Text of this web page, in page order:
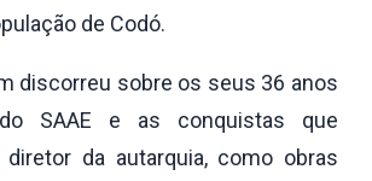
de Codó.
discorreu sobre os seus 36 anos
SAAE e as conquistas que
da autarquia, como obras